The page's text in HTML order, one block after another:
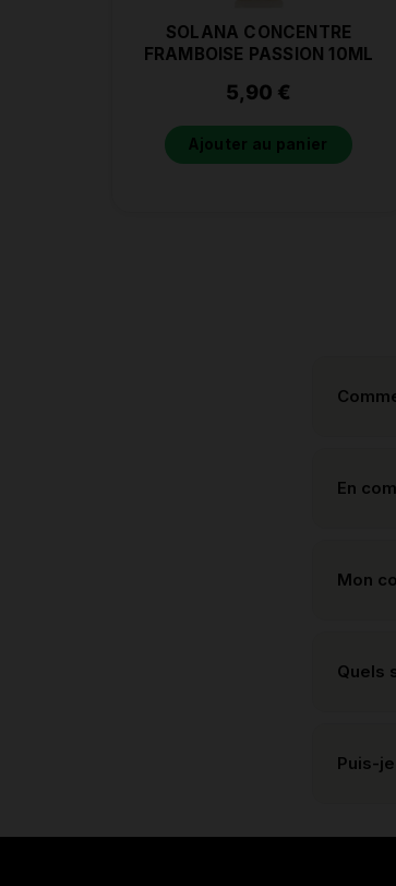
SOLANA CONCENTRE
FRAMBOISE PASSION 10ML
5,90 €
Ajouter au panier
En
Mon
Quels
Puis-